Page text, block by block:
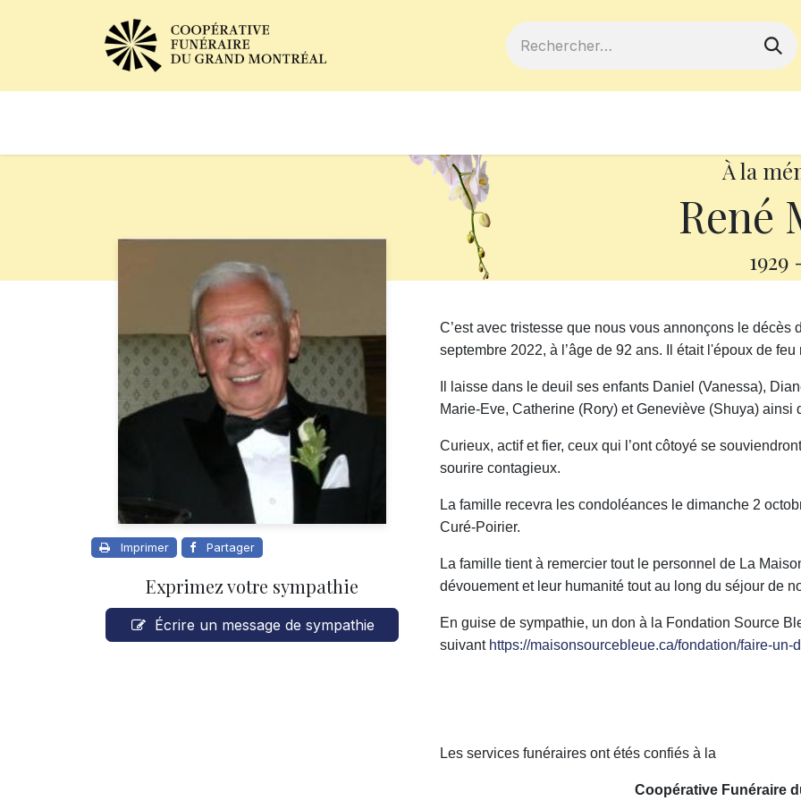
À la
René
1929
Imprimer Partager
Exprimez votre sympathie
Écrire un message de sympathie
C’est avec tristesse que nous vous annonçons le
septembre 2022, à l’âge de 92 ans. Il était l'époux de
Il laisse dans le deuil ses enfants Daniel (Vanessa),
Marie-Eve, Catherine (Rory) et Geneviève (Shuya)
Curieux, actif et fier, ceux qui l’ont côtoyé se
sourire contagieux.
La famille recevra les condoléances le dimanche 2
Curé-Poirier.
La famille tient à remercier tout le personnel de La
dévouement et leur humanité tout au long du séjour de
En guise de sympathie, un don à la Fondation Source
suivant https://maisonsourcebleue.ca/fondation/faire-un-
Les services funéraires ont étés confiés à la
Coopérative Funéraire